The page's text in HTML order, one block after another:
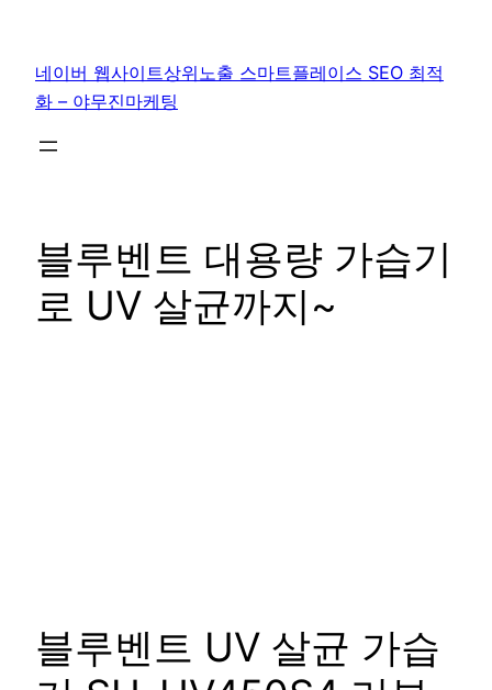
네이버 웹사이트상위노출 스마트플레이스 SEO 최적
화 – 야무진마케팅
블루벤트 대용량 가습기
로 UV 살균까지~
블루벤트 UV 살균 가습